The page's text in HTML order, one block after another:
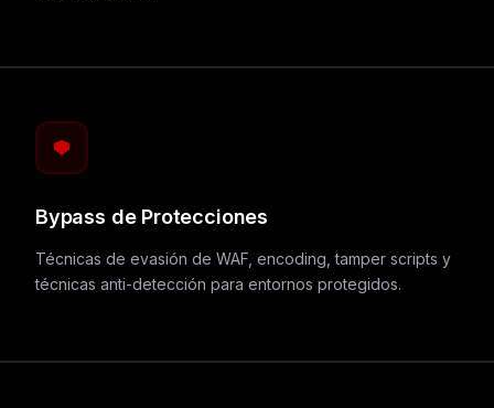
Bypass de Protecciones
Técnicas de evasión de WAF, encoding, tamper scripts y
técnicas anti-detección para entornos protegidos.